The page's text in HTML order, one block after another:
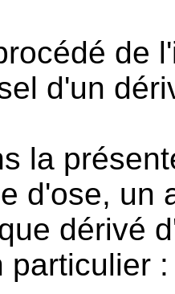
de
d'un
la
d'ose, un
dérivé
particulier :